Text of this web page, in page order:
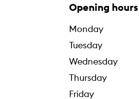
Opening hours
Monday
Tuesday
Wednesday
Thursday
Friday